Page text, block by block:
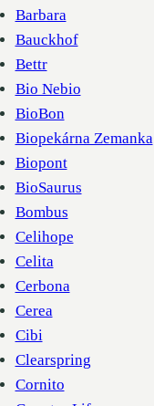
Barbara
Bauckhof
Bettr
Bio Nebio
BioBon
Biopekárna Zemanka
Biopont
BioSaurus
Bombus
Celihope
Celita
Cerbona
Cerea
Cibi
Clearspring
Cornito